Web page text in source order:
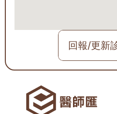
回報/更新